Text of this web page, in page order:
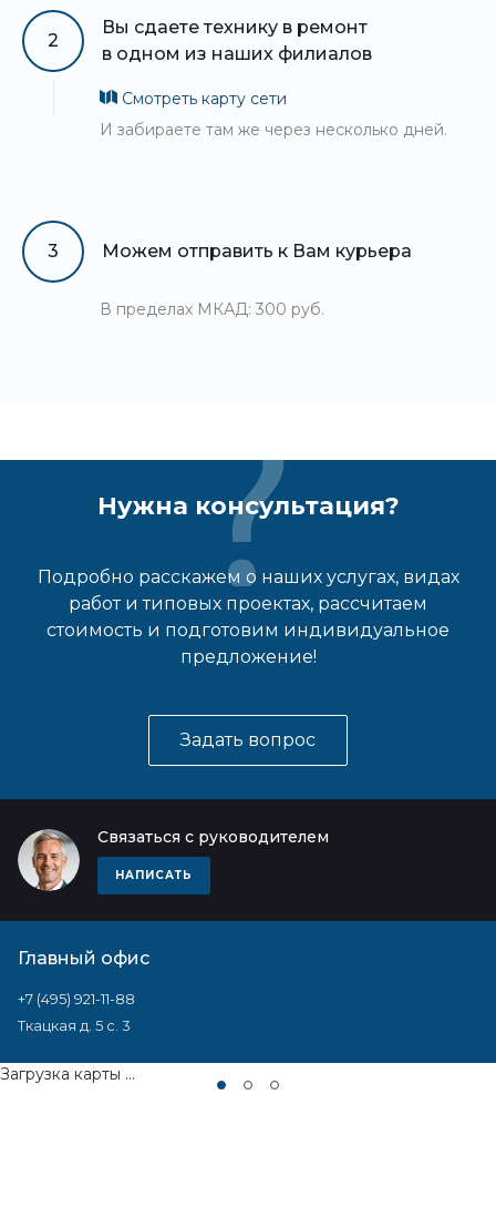
2
Вы сдаете технику в ремонт
в одном из наших филиалов
Смотреть карту сети
И забираете там же через несколько дней.
3 Можем отправить к Вам курьера
В пределах МКАД: 300 руб.
Нужна консультация?
Подробно расскажем о наших услугах, видах
работ и типовых проектах, рассчитаем
стоимость и подготовим индивидуальное
предложение!
Задать вопрос
Связаться с руководителем
НАПИСАТЬ
Главный офис
+7 (495) 921-11-88
Ткацкая д. 5 с. 3
Загрузка карты ...